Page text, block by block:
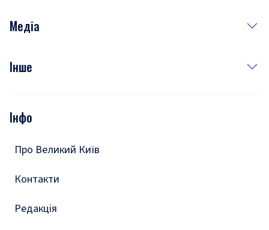
Рецепти
Медіа
Фото
Подкасти
Інше
Тести
Інфо
Про Великий Київ
Контакти
Редакція